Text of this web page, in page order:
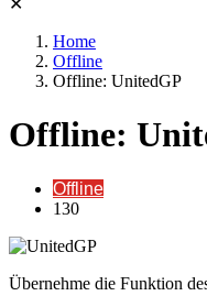
Home
Offline
Offline: UnitedGP
Offline:
Offline
130
Übernehme die Funktion